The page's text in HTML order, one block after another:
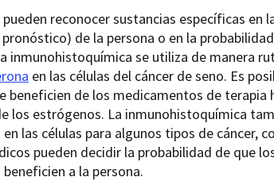
reconocer sustancias específicas en
de la persona o en la
inmunohistoquímica se utiliza de manera
en las células del cáncer de seno. Es
beneficien de los medicamentos de terapia
los estrógenos. La inmunohistoquímica
las células para algunos tipos de cáncer,
pueden decidir la probabilidad de que
a la persona.